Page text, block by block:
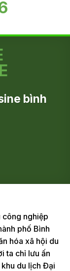
bình
công nghiệp
phố Bình
hóa xã hội du
ta chỉ lưu ấn
du lịch Đại